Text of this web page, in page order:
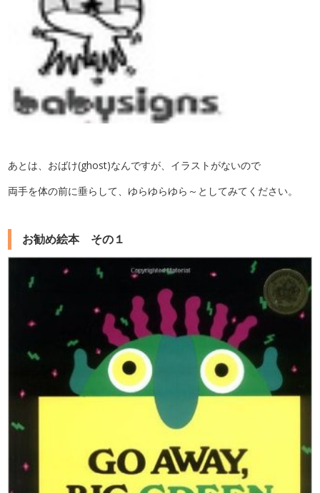
あとは、おばけ(ghost)なんですが、イラストがないので
両手を体の前に垂らして、ゆらゆらゆら～としてみてください。
お勧め絵本 その１